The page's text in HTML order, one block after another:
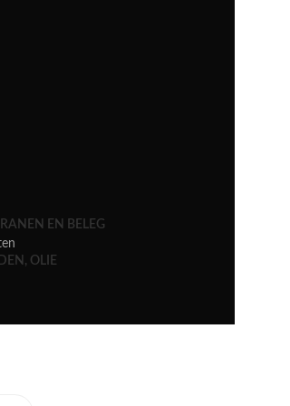
EN BELEG
OLIE